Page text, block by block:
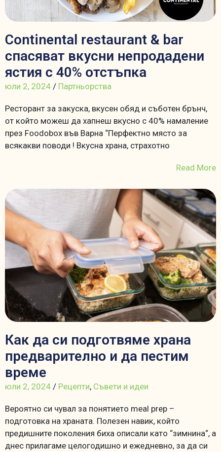
Continental restaurant & bar
спасяват вкусни непродадени
ястия с 40% отстъпка
юли 2, 2024 / Партньорства
Ресторант за закуска, вкусен обяд и съботен брънч,
от който можеш да хапнеш вкусно с 40% намаление
през Foodobox във Варна “Перфектно място за
всякакви поводи ! Вкусна храна, страхотно
Read More
Как да си подготвяме храна
предварително и да пестим
време
юли 2, 2024 / Рецепти, Съвети и идеи
Вероятно си чувал за понятието meal prep –
подготовка на храната. Полезен навик, който
предишните поколения биха описали като “зимнина“, а
днес прилагаме целогодишно и ежедневно, за да си